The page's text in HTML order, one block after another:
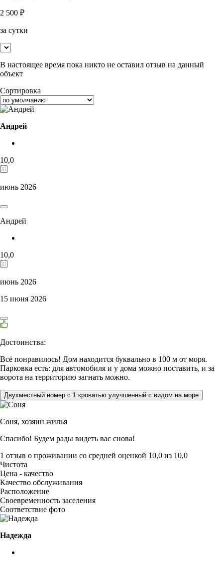
2 500 ₽
за сутки
В настоящее время пока никто не оставил отзыв на данный
объект
Сортировка
Андрей
10,0
июнь 2026
Андрей
10,0
июнь 2026
15 июня 2026
Достоинства:
Всё понравилось! Дом находится буквально в 100 м от моря.
Парковка есть: для автомобиля и у дома можно поставить, и за
ворота на территорию загнать можно.
Двухместный номер с 1 кроватью улучшенный с видом на море
Соня, хозяин жилья
Спасибо! Будем рады видеть вас снова!
1 отзыв о проживании со средней оценкой 10,0 из 10,0
Чистота
Цена - качество
Качество обслуживания
Расположение
Своевременность заселения
Соответствие фото
Надежда